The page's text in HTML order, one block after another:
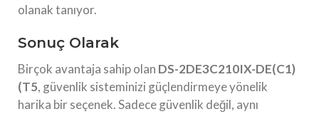
olanak tanıyor.
Sonuç Olarak
Birçok avantaja sahip olan DS-2DE3C210IX-DE(C1)
(T5, güvenlik sisteminizi güçlendirmeye yönelik
harika bir seçenek. Sadece güvenlik değil, aynı